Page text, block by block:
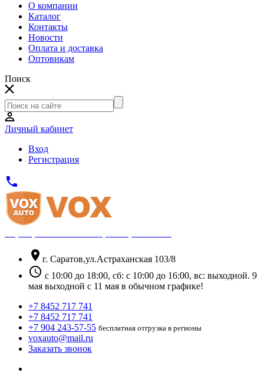
О компании
Каталог
Контакты
Новости
Оплата и доставка
Оптовикам
Поиск
Личный кабинет
Вход
Регистрация
phone
location_on г. Саратов,ул.Астраханская 103/8
schedule с 10:00 до 18:00, сб: с 10:00 до 16:00, вс: выходной. 9
мая выходной с 11 мая в обычном графике!
+7 8452 717 741
+7 8452 717 741
+7 904 243-57-55 бесплатная отгрузка в регионы
voxauto@mail.ru
Заказать звонок